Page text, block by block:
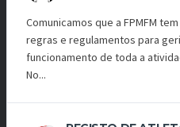
Comunicamos que a FPMFM
regras e regulamentos para
funcionamento de toda a
No...